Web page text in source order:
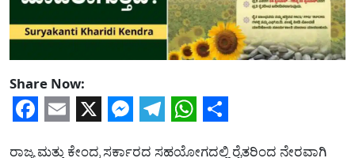
Share Now:
Facebook
Email
X Messenger
Telegram
WhatsApp
Share
ರಾಜ್ಯ ಮತ್ತು ಕೇಂದ್ರ ಸರ್ಕಾರದ ಸಹಯೋಗದಲ್ಲಿ ರೈತರಿಂದ ನೇರವಾಗಿ